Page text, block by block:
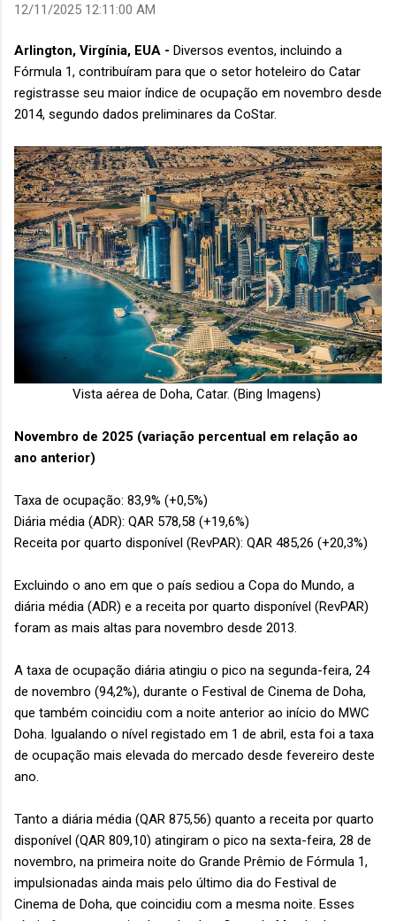
de viagens, desde inteligência artificial e transformação...
12/11/2025 12:11:00 AM
Arlington, Virgínia, EUA - Diversos eventos, incluindo a
Fórmula 1, contribuíram para que o setor hoteleiro do Catar
registrasse seu maior índice de ocupação em novembro desde
2014, segundo dados preliminares da CoStar.
Vista aérea de Doha, Catar. (Bing Imagens)
Novembro de 2025 (variação percentual em relação ao
ano anterior)
Taxa de ocupação: 83,9% (+0,5%)
Diária média (ADR): QAR 578,58 (+19,6%)
Receita por quarto disponível (RevPAR): QAR 485,26 (+20,3%)
Excluindo o ano em que o país sediou a Copa do Mundo, a
diária média (ADR) e a receita por quarto disponível (RevPAR)
foram as mais altas para novembro desde 2013.
A taxa de ocupação diária atingiu o pico na segunda-feira, 24
de novembro (94,2%), durante o Festival de Cinema de Doha,
que também coincidiu com a noite anterior ao início do MWC
Doha. Igualando o nível registado em 1 de abril, esta foi a taxa
de ocupação mais elevada do mercado desde fevereiro deste
ano.
Tanto a diária média (QAR 875,56) quanto a receita por quarto
disponível (QAR 809,10) atingiram o pico na sexta-feira, 28 de
novembro, na primeira noite do Grande Prêmio de Fórmula 1,
impulsionadas ainda mais pelo último dia do Festival de
Cinema de Doha, que coincidiu com a mesma noite. Esses